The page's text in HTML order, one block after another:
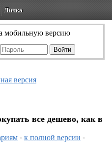
Личка
мобильную версию
версия
все дешево, как в
-к полной версии -